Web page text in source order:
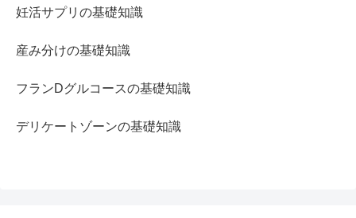
妊活サプリの基礎知識
産み分けの基礎知識
フランDグルコースの基礎知識
デリケートゾーンの基礎知識